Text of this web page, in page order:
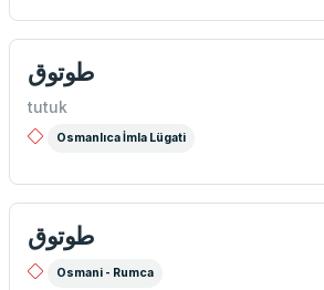
طوتوق
tutuk
Osmanlıca İmla Lügati
طوتوق
Osmani - Rumca